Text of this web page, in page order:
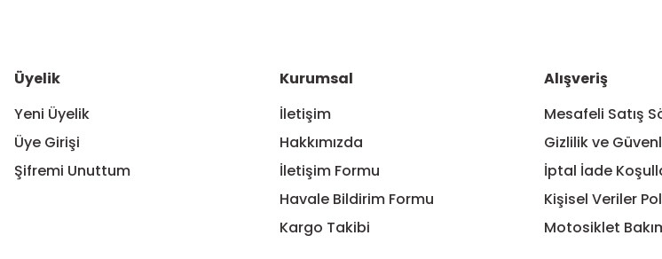
Üyelik
Yeni Üyelik
Üye Girişi
Şifremi Unuttum
Kurumsal
İletişim
Hakkımızda
İletişim Formu
Havale Bildirim Formu
Kargo Takibi
Alışveriş
Mesafeli Satış
Gizlilik ve
İptal İade
Kişisel Veriler
Motosiklet